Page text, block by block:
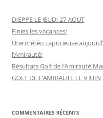
DIEPPE LE JEUDI 27 AOUT
Finies les vacances!
Une météo capricieuse
l’Amirauté!
Résultats Golf de l’Amirauté
GOLF DE L’AMIRAUTE LE 9 JUIN
COMMENTAIRES RÉCENTS